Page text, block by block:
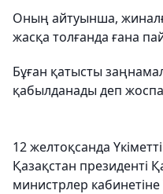
Оның айтуынша,
жасқа толғанда ғана
Бұған қатысты
қабылданады деп
12 желтоқсанда
Қазақстан президенті
министрлер кабинетіне